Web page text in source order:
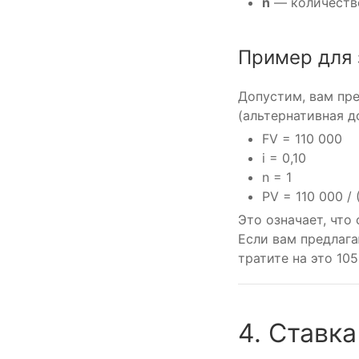
Пример для
Допустим, вам
(альтернативная
FV = 110 000
i = 0,10
n = 1
PV = 110 000 /
Это означает, что
Если вам
тратите на это
4.